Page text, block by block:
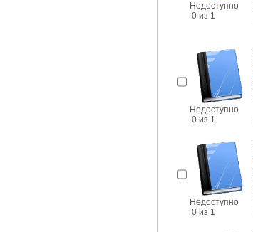
Недоступно
0 из 1
Недоступно
0 из 1
Недоступно
0 из 1